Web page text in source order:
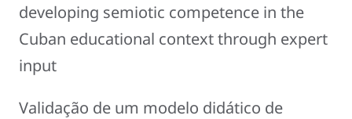
developing semiotic competence in the
Cuban educational context through expert
input
Validação de um modelo didático de